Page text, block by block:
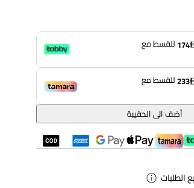
174 للقسط مع
233للقسط مع
أضف الى الحقيبة
الطلبات